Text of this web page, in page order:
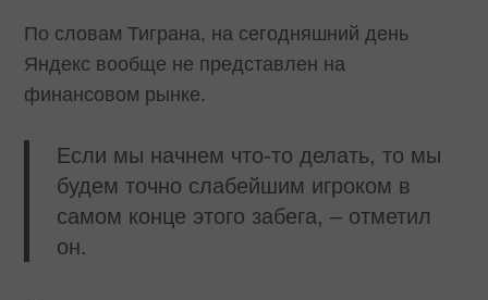
По словам Тиграна, на сегодняшний день
Яндекс вообще не представлен на
финансовом рынке.
Если мы начнем что-то делать, то мы
будем точно слабейшим игроком в
самом конце этого забега, – отметил
он.